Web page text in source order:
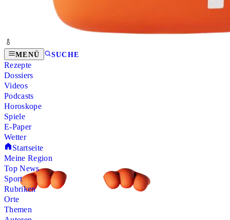
MENÜ SUCHE
Rezepte
Dossiers
Videos
Podcasts
Horoskope
Spiele
E-Paper
Wetter
Startseite
Meine Region
Top News
Sport
Rubriken
Orte
Themen